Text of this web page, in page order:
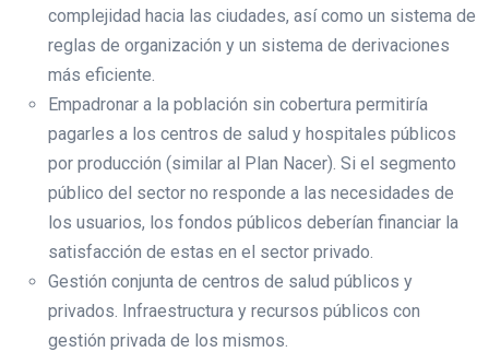
complejidad hacia las ciudades, así como un sistema de
reglas de organización y un sistema de derivaciones
más eficiente.
Empadronar a la población sin cobertura permitiría
pagarles a los centros de salud y hospitales públicos
por producción (similar al Plan Nacer). Si el segmento
público del sector no responde a las necesidades de
los usuarios, los fondos públicos deberían financiar la
satisfacción de estas en el sector privado.
Gestión conjunta de centros de salud públicos y
privados. Infraestructura y recursos públicos con
gestión privada de los mismos.